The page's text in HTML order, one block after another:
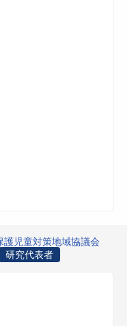
護児童対策地域協議会
研究代表者